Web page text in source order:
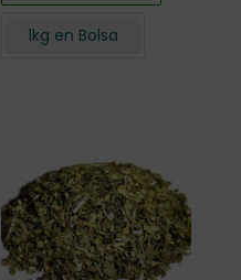
1kg en Bolsa